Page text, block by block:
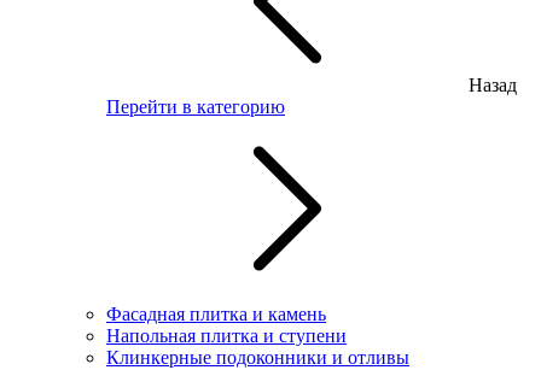
Назад
Перейти в категорию
Фасадная плитка и камень
Напольная плитка и ступени
Клинкерные подоконники и отливы